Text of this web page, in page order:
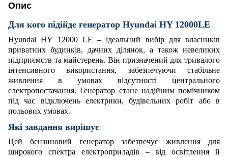
Опис
Для кого підійде генератор Hyundai HY 12000LE
Hyundai HY 12000 LE – ідеальний вибір для власників
приватних будинків, дачних ділянок, а також невеликих
підприємств та майстерень. Він призначений для тривалого
інтенсивного використання, забезпечуючи стабільне
живлення в умовах відсутності центрального
електропостачання. Генератор стане надійним помічником
під час відключень електрики, будівельних робіт або в
польових умовах.
Які завдання вирішує
Цей бензиновий генератор забезпечує живлення для
широкого спектра електроприладів – від освітлення й